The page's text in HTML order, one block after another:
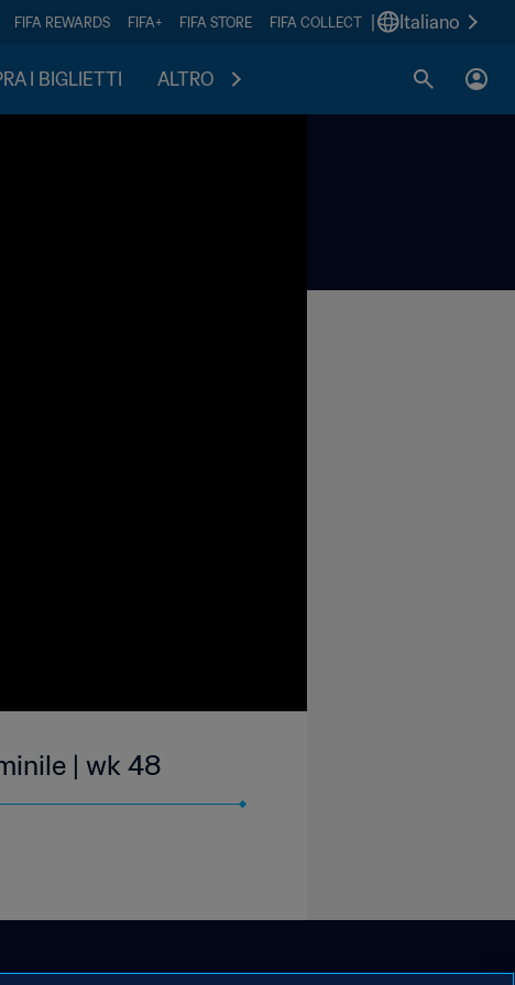
FIFA REWARDS FIFA+ FIFA STORE FIFA COLLECT Italiano
I BIGLIETTI ALTRO
| wk 48